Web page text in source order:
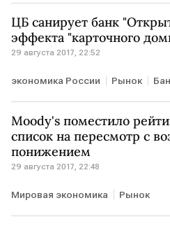
ЦБ санирует банк
эффекта "карточного
29 августа 2017, 22:52
экономика России Рынок
Moody's поместило
список на пересмотр с
понижением
29 августа 2017, 22:48
Мировая экономика Рынок